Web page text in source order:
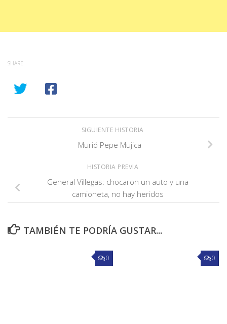
SHARE
SIGUIENTE HISTORIA
Murió Pepe Mujica
HISTORIA PREVIA
General Villegas: chocaron un auto y una
camioneta, no hay heridos
TAMBIÉN TE PODRÍA GUSTAR...
0 0